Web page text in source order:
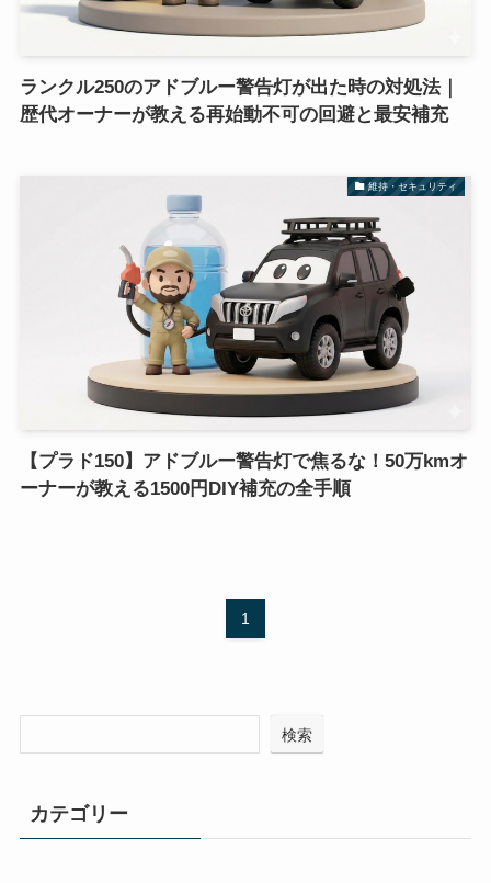
ランクル250のアドブルー警告灯が出た時の対処法｜
歴代オーナーが教える再始動不可の回避と最安補充
維持・セキュリティ
【プラド150】アドブルー警告灯で焦るな！50万kmオ
ーナーが教える1500円DIY補充の全手順
1
検索
カテゴリー